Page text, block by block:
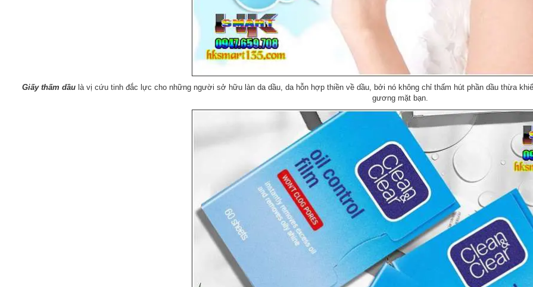
Giấy thấm dầu là vị cứu tinh đắc lực cho những người sở hữu làn da dầu, da hỗn hợp thiền về dầu, bởi nó không chỉ thấm hút phần dầu thừa
gương mặt bạn.